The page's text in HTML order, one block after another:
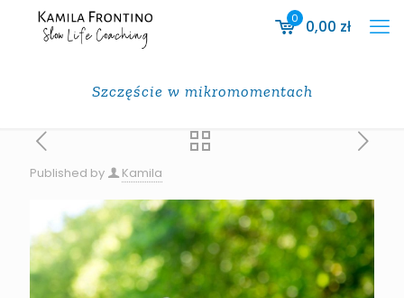
0 0,00 zł
Szczęście w mikromomentach
Published by Kamila